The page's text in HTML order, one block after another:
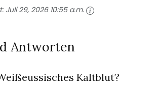
Juli 29, 2026 10:55 a.m.
Antworten
Kaltblut?